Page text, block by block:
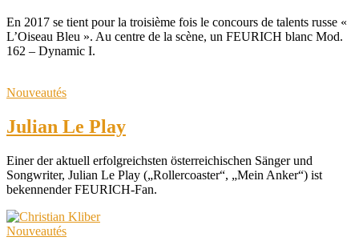
En 2017 se tient pour la troisième fois le concours de talents russe «
L’Oiseau Bleu ». Au centre de la scène, un FEURICH blanc Mod.
162 – Dynamic I.
Nouveautés
Julian Le Play
Einer der aktuell erfolgreichsten österreichischen Sänger und
Songwriter, Julian Le Play („Rollercoaster“, „Mein Anker“) ist
bekennender FEURICH-Fan.
Nouveautés